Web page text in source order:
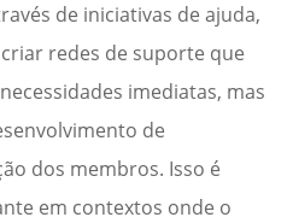
de iniciativas de ajuda,
redes de suporte que
imediatas, mas
de
dos membros. Isso é
em contextos onde o